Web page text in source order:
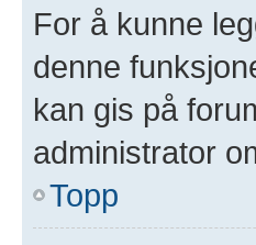
For å kunne
denne
kan gis på
administrator
Topp